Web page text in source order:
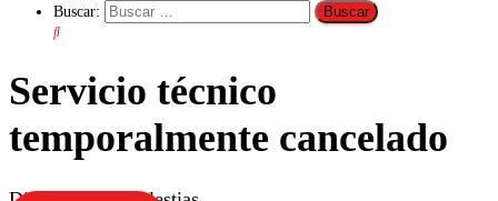
Buscar:
Servicio técnico
temporalmente cancelado